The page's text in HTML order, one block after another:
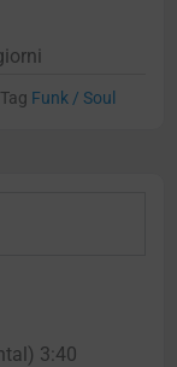
Tag Funk / Soul
3:40